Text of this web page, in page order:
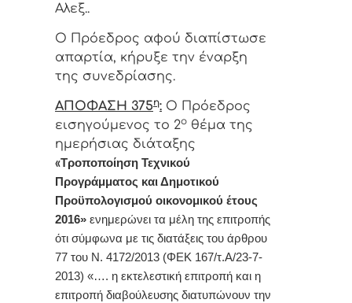
Αλεξ..
Ο Πρόεδρος αφού διαπίστωσε
απαρτία, κήρυξε την έναρξη
της συνεδρίασης.
ΑΠΟΦΑΣΗ 375η: Ο Πρόεδρος
εισηγούμενος το 2ο θέμα της
ημερήσιας διάταξης
«Τροποποίηση Τεχνικού
Προγράμματος και Δημοτικού
Προϋπολογισμού οικονομικού έτους
2016» ενημερώνει τα μέλη της επιτροπής
ότι σύμφωνα με τις διατάξεις του άρθρου
77 του Ν. 4172/2013 (ΦΕΚ 167/τ.Α/23-7-
2013) «…. η εκτελεστική επιτροπή και η
επιτροπή διαβούλευσης διατυπώνουν την